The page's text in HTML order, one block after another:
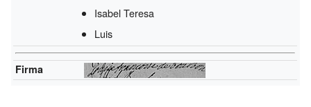
Isabel Teresa
Luis
Firma